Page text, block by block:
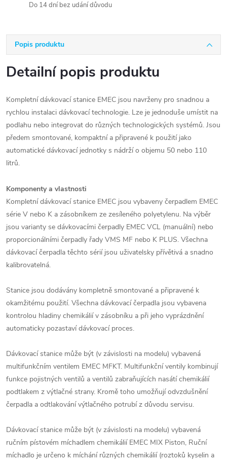
Do 14 dní bez udání důvodu
Popis produktu
Detailní popis produktu
Kompletní dávkovací stanice EMEC jsou navrženy pro snadnou a
rychlou instalaci dávkovací technologie. Lze je jednoduše umístit na
podlahu nebo integrovat do různých technologických systémů. Jsou
předem smontované, kompaktní a připravené k použití jako
automatické dávkovací jednotky s nádrží o objemu 50 nebo 110
litrů.
Komponenty a vlastnosti
Kompletní dávkovací stanice EMEC jsou vybaveny čerpadlem EMEC
série V nebo K a zásobníkem ze zesíleného polyetylenu. Na výběr
jsou varianty se dávkovacími čerpadly EMEC VCL (manuální) nebo
proporcionálními čerpadly řady VMS MF nebo K PLUS. Všechna
dávkovací čerpadla těchto sérií jsou uživatelsky přívětivá a snadno
kalibrovatelná.
Stanice jsou dodávány kompletně smontované a připravené k
okamžitému použití. Všechna dávkovací čerpadla jsou vybavena
kontrolou hladiny chemikálií v zásobníku a při jeho vyprázdnění
automaticky pozastaví dávkovací proces.
Dávkovací stanice může být (v závislosti na modelu) vybavená
multifunkčním ventilem EMEC MFKT. Multifunkční ventily kombinují
funkce pojistných ventilů a ventilů zabraňujících nasátí chemikálií
podtlakem z výtlačné strany. Kromě toho umožňují odvzdušnění
čerpadla a odtlakování výtlačného potrubí z důvodu servisu.
Dávkovací stanice může být (v závislosti na modelu) vybavená
ručním pístovém míchadlem chemikálií EMEC MIX Piston, Ruční
míchadlo je určeno k míchání různých chemikálií (roztoků kyselin a